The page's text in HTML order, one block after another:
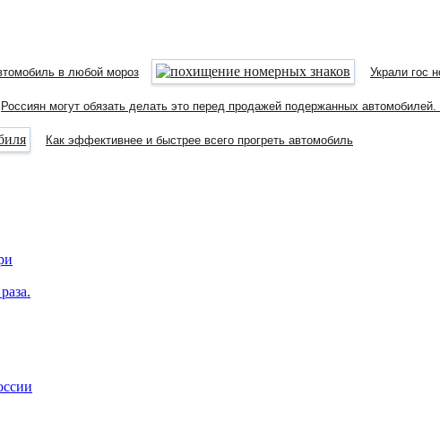
в любой мороз Украли гос
Россиян могут обязать делать это перед продажей подержанных
Как эффективнее и быстрее всего прогреть автомобиль